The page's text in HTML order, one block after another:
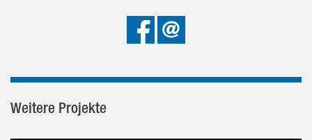
Bei
Facebook
Weitere Projekte